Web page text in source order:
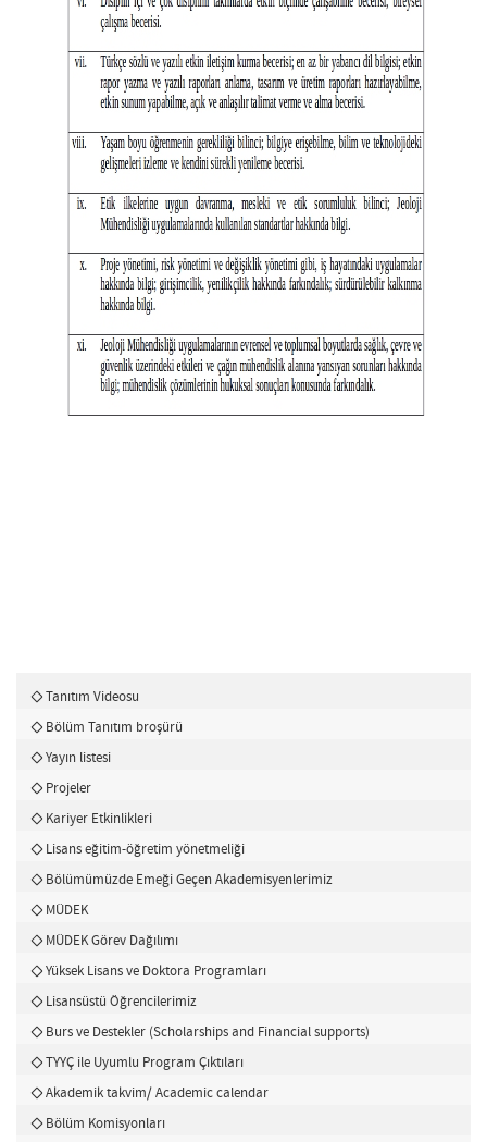
Tanıtım Videosu
Bölüm Tanıtım broşürü
Yayın listesi
Projeler
Kariyer Etkinlikleri
Lisans eğitim-öğretim yönetmeliği
Bölümümüzde Emeği Geçen Akademisyenlerimiz
MÜDEK
MÜDEK Görev Dağılımı
Yüksek Lisans ve Doktora Programları
Lisansüstü Öğrencilerimiz
Burs ve Destekler (Scholarships and Financial supports)
TYYÇ ile Uyumlu Program Çıktıları
Akademik takvim/ Academic calendar
Bölüm Komisyonları